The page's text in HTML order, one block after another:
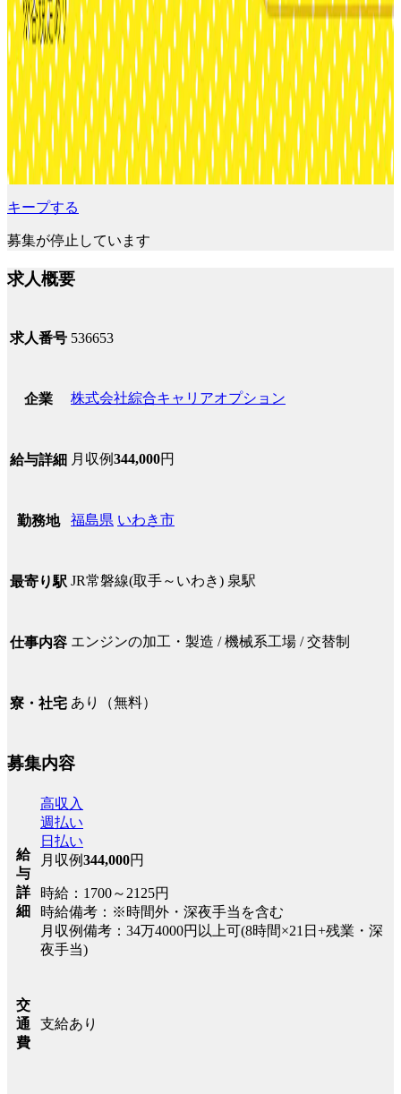
キープする
募集が停止しています
求人概要
求人番号 536653
企業 株式会社綜合キャリアオプション
給与詳細 月収例344,000円
勤務地 福島県 いわき市
最寄り駅 JR常磐線(取手～いわき) 泉駅
仕事内容 エンジンの加工・製造 / 機械系工場 / 交替制
寮・社宅 あり（無料）
募集内容
給
与
詳
細
高収入
週払い
日払い
月収例344,000円
時給：1700～2125円
時給備考：※時間外・深夜手当を含む
月収例備考：34万4000円以上可(8時間×21日+残業・深
夜手当)
交
通
費
支給あり